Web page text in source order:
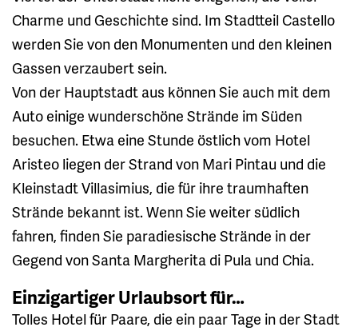
Charme und Geschichte sind. Im Stadtteil Castello
werden Sie von den Monumenten und den kleinen
Gassen verzaubert sein.
Von der Hauptstadt aus können Sie auch mit dem
Auto einige wunderschöne Strände im Süden
besuchen. Etwa eine Stunde östlich vom Hotel
Aristeo liegen der Strand von Mari Pintau und die
Kleinstadt Villasimius, die für ihre traumhaften
Strände bekannt ist. Wenn Sie weiter südlich
fahren, finden Sie paradiesische Strände in der
Gegend von Santa Margherita di Pula und Chia.
Einzigartiger Urlaubsort für…
Tolles Hotel für Paare, die ein paar Tage in der Stadt